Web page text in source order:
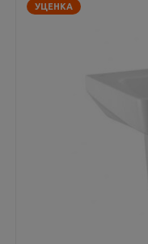
УЦЕНКА